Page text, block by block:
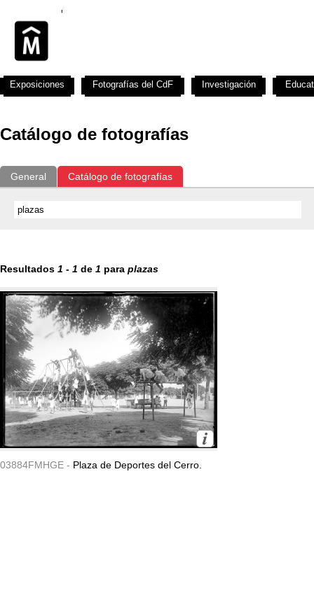
Catálogo de fotografías
General Catálogo de fotografías
Resultados 1 - 1 de 1 para plazas
03884FMHGE - Plaza de Deportes del Cerro.
Exposiciones Fotografías del CdF Investigación